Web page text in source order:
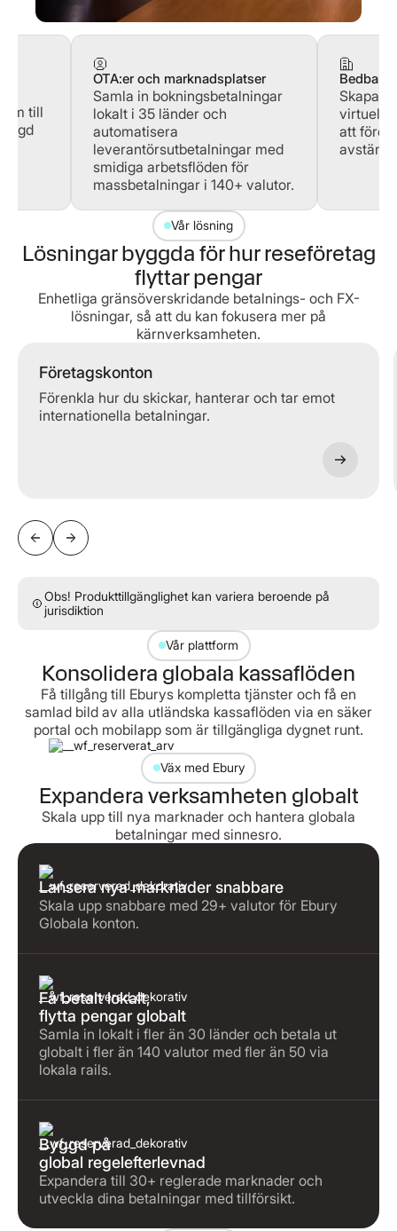
till
OTA:er och marknadsplatser
Samla in bokningsbetalningar
lokalt i 35 länder och
automatisera
leverantörsutbetalningar med
smidiga arbetsflöden för
massbetalningar i 140+ valutor.
Skapa
virtuella
att
Vår lösning
Lösningar byggda för hur reseföretag
flyttar pengar
Enhetliga gränsöverskridande betalnings- och FX-
lösningar, så att du kan fokusera mer på
kärnverksamheten.
Företagskonton
Förenkla hur du skickar, hanterar och tar emot
internationella betalningar.
Obs! Produkttillgänglighet kan variera beroende på
jurisdiktion
Vår plattform
Konsolidera globala kassaflöden
Få tillgång till Eburys kompletta tjänster och få en
samlad bild av alla utländska kassaflöden via en säker
portal och mobilapp som är tillgängliga dygnet runt.
Väx med Ebury
Expandera verksamheten globalt
Skala upp till nya marknader och hantera globala
betalningar med sinnesro.
Lansera nya marknader snabbare
Skala upp snabbare med 29+ valutor för Ebury
Globala konton.
Få betalt lokalt,
flytta pengar globalt
Samla in lokalt i fler än 30 länder och betala ut
globalt i fler än 140 valutor med fler än 50 via
lokala rails.
Byggd på
global regelefterlevnad
Expandera till 30+ reglerade marknader och
utveckla dina betalningar med tillförsikt.